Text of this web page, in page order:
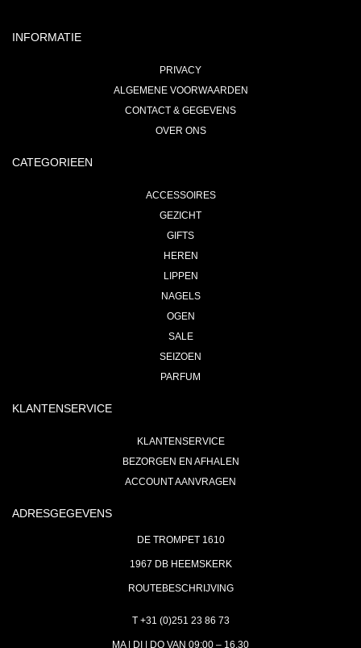
INFORMATIE
PRIVACY
ALGEMENE VOORWAARDEN
CONTACT & GEGEVENS
OVER ONS
CATEGORIEEN
ACCESSOIRES
GEZICHT
GIFTS
HEREN
LIPPEN
NAGELS
OGEN
SALE
SEIZOEN
PARFUM
KLANTENSERVICE
KLANTENSERVICE
BEZORGEN EN AFHALEN
ACCOUNT AANVRAGEN
ADRESGEGEVENS
DE TROMPET 1610
1967 DB HEEMSKERK
ROUTEBESCHRIJVING
T +31 (0)251 23 86 73
MA | DI | DO VAN 09:00 – 16.30